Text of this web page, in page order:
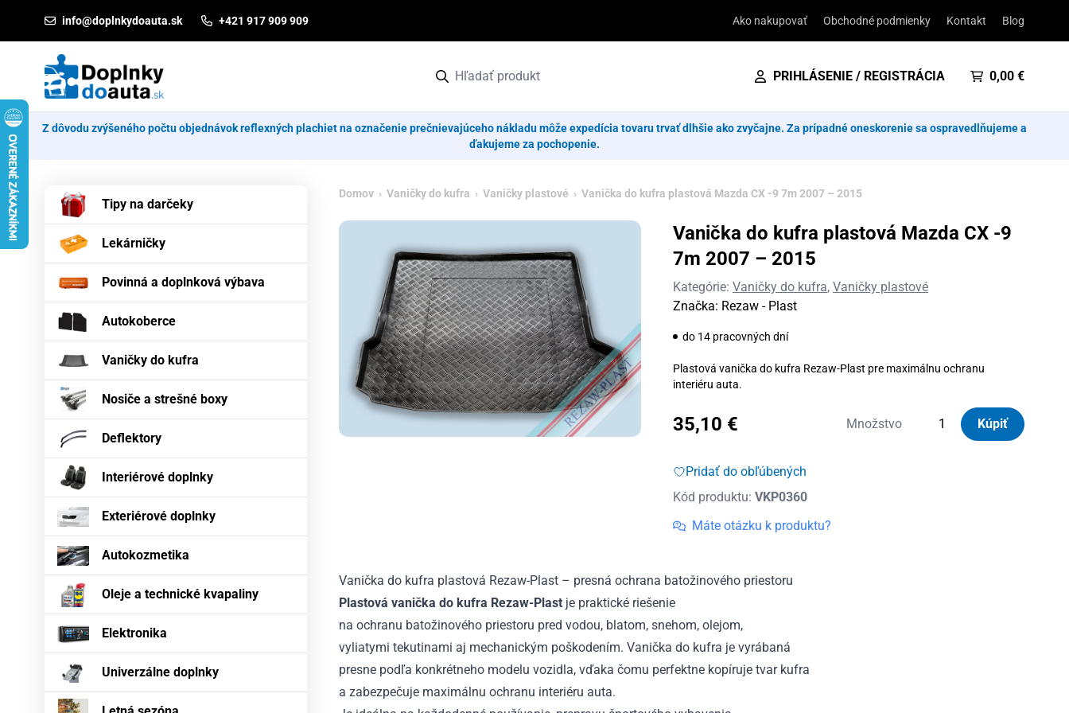
info@doplnkydoauta.sk +421 917 909 909 Ako nakupovať Obchodné podmienky Kontakt Blog
PRIHLÁSENIE / REGISTRÁCIA 0,00 €
Z dôvodu zvýšeného počtu objednávok reflexných plachiet na označenie prečnievajúceho nákladu môže expedícia tovaru trvať dlhšie ako zvyčajne. Za prípadné oneskorenie sa ospravedlňujeme a
ďakujeme za pochopenie.
Tipy na darčeky
Lekárničky
Povinná a doplnková výbava
Autokoberce
Vaničky do kufra
Nosiče a strešné boxy
Deflektory
Interiérové doplnky
Exteriérové doplnky
Autokozmetika
Oleje a technické kvapaliny
Elektronika
Univerzálne doplnky
Domov › Vaničky do kufra › Vaničky plastové › Vanička do kufra plastová Mazda CX -9 7m 2007 – 2015
Vanička do kufra plastová Mazda CX -9
7m 2007 – 2015
Kategórie: Vaničky do kufra, Vaničky plastové
Značka: Rezaw - Plast
do 14 pracovných dní
Plastová vanička do kufra Rezaw-Plast pre maximálnu ochranu
interiéru auta.
35,10 € Množstvo
množstvo
Kúpiť
Pridať do obľúbených
Kód produktu: VKP0360
Máte otázku k produktu?
Vanička do kufra plastová Rezaw-Plast – presná ochrana batožinového priestoru
Plastová vanička do kufra Rezaw-Plast je praktické riešenie
na ochranu batožinového priestoru pred vodou, blatom, snehom, olejom,
vyliatymi tekutinami aj mechanickým poškodením. Vanička do kufra je vyrábaná
presne podľa konkrétneho modelu vozidla, vďaka čomu perfektne kopíruje tvar kufra
a zabezpečuje maximálnu ochranu interiéru auta.